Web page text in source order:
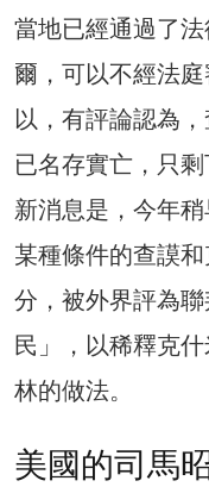
當地已經通過了
爾，可以不經法
以，有評論認為
已名存實亡，只
新消息是，今年
某種條件的查謨
分，被外界評為
民」，以稀釋克
林的做法。
美國的司馬